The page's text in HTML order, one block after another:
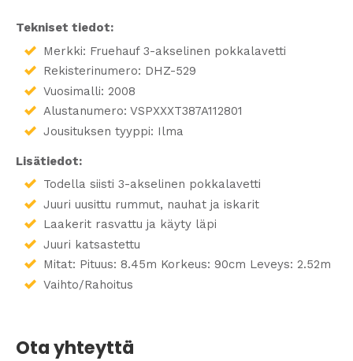
Tekniset tiedot:
Merkki: Fruehauf 3-akselinen pokkalavetti
Rekisterinumero: DHZ-529
Vuosimalli: 2008
Alustanumero: VSPXXXT387A112801
Jousituksen tyyppi: Ilma
Lisätiedot:
Todella siisti 3-akselinen pokkalavetti
Juuri uusittu rummut, nauhat ja iskarit
Laakerit rasvattu ja käyty läpi
Juuri katsastettu
Mitat: Pituus: 8.45m Korkeus: 90cm Leveys: 2.52m
Vaihto/Rahoitus
Ota yhteyttä